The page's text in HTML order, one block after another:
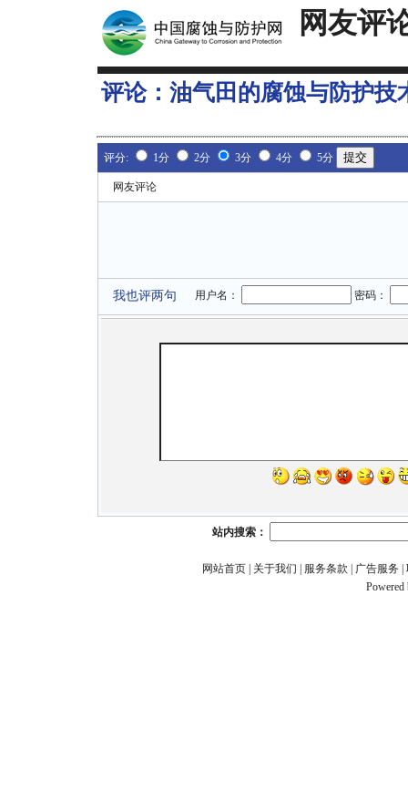
网友评
评论： 油气田的腐蚀与防护技
评分: 1分 2分 3分 4分 5分
网友评论
我也评两句 用户名： 密码：
站内搜索：
网站首页 关于我们 服务条款 广告服务